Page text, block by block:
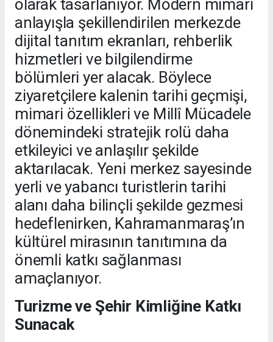
olarak tasarlanıyor. Modern mimari
anlayışla şekillendirilen merkezde
dijital tanıtım ekranları, rehberlik
hizmetleri ve bilgilendirme
bölümleri yer alacak. Böylece
ziyaretçilere kalenin tarihi geçmişi,
mimari özellikleri ve Millî Mücadele
dönemindeki stratejik rolü daha
etkileyici ve anlaşılır şekilde
aktarılacak. Yeni merkez sayesinde
yerli ve yabancı turistlerin tarihi
alanı daha bilinçli şekilde gezmesi
hedeflenirken, Kahramanmaraş’ın
kültürel mirasının tanıtımına da
önemli katkı sağlanması
amaçlanıyor.
Turizme ve Şehir Kimliğine Katkı
Sunacak